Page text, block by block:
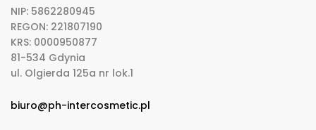
NIP: 5862280945
REGON: 221807190
KRS: 0000950877
81-534 Gdynia
ul. Olgierda 125a nr lok.1
biuro@ph-intercosmetic.pl